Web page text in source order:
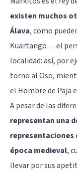
existen muchos
Álava, como
Kuartango… el
localidad: así, por
torno al Oso,
el Hombre de Paja
A pesar de las
representan una
representaciones
época medieval,
llevar por sus